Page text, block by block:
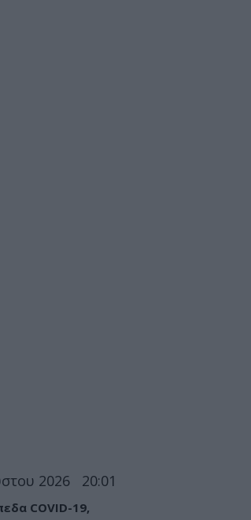
2026 20:01
COVID-19,